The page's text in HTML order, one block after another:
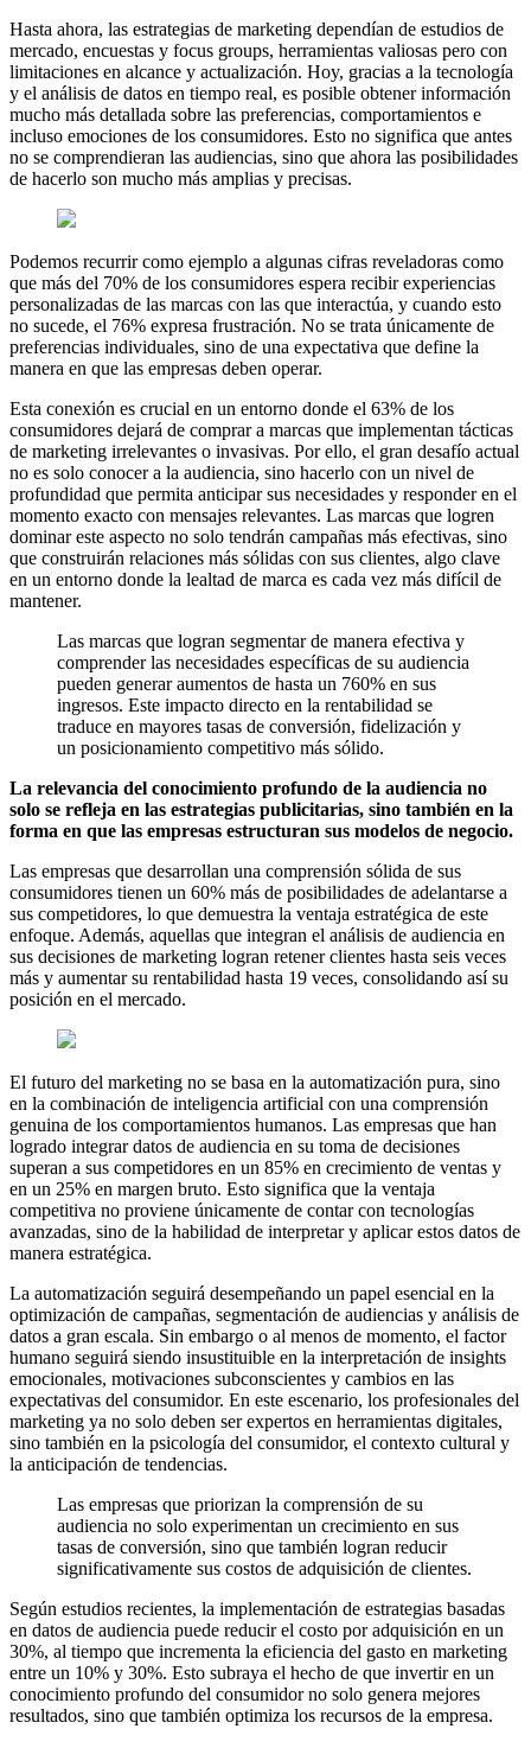
Hasta ahora, las estrategias de marketing dependían de estudios de
mercado, encuestas y focus groups, herramientas valiosas pero con
limitaciones en alcance y actualización. Hoy, gracias a la tecnología
y el análisis de datos en tiempo real, es posible obtener información
mucho más detallada sobre las preferencias, comportamientos e
incluso emociones de los consumidores. Esto no significa que antes
no se comprendieran las audiencias, sino que ahora las posibilidades
de hacerlo son mucho más amplias y precisas.
Podemos recurrir como ejemplo a algunas cifras reveladoras como
que más del 70% de los consumidores espera recibir experiencias
personalizadas de las marcas con las que interactúa, y cuando esto
no sucede, el 76% expresa frustración. No se trata únicamente de
preferencias individuales, sino de una expectativa que define la
manera en que las empresas deben operar.
Esta conexión es crucial en un entorno donde el 63% de los
consumidores dejará de comprar a marcas que implementan tácticas
de marketing irrelevantes o invasivas. Por ello, el gran desafío actual
no es solo conocer a la audiencia, sino hacerlo con un nivel de
profundidad que permita anticipar sus necesidades y responder en el
momento exacto con mensajes relevantes. Las marcas que logren
dominar este aspecto no solo tendrán campañas más efectivas, sino
que construirán relaciones más sólidas con sus clientes, algo clave
en un entorno donde la lealtad de marca es cada vez más difícil de
mantener.
Las marcas que logran segmentar de manera efectiva y
comprender las necesidades específicas de su audiencia
pueden generar aumentos de hasta un 760% en sus
ingresos. Este impacto directo en la rentabilidad se
traduce en mayores tasas de conversión, fidelización y
un posicionamiento competitivo más sólido.
La relevancia del conocimiento profundo de la audiencia no
solo se refleja en las estrategias publicitarias, sino también en la
forma en que las empresas estructuran sus modelos de negocio.
Las empresas que desarrollan una comprensión sólida de sus
consumidores tienen un 60% más de posibilidades de adelantarse a
sus competidores, lo que demuestra la ventaja estratégica de este
enfoque. Además, aquellas que integran el análisis de audiencia en
sus decisiones de marketing logran retener clientes hasta seis veces
más y aumentar su rentabilidad hasta 19 veces, consolidando así su
posición en el mercado.
El futuro del marketing no se basa en la automatización pura, sino
en la combinación de inteligencia artificial con una comprensión
genuina de los comportamientos humanos. Las empresas que han
logrado integrar datos de audiencia en su toma de decisiones
superan a sus competidores en un 85% en crecimiento de ventas y
en un 25% en margen bruto. Esto significa que la ventaja
competitiva no proviene únicamente de contar con tecnologías
avanzadas, sino de la habilidad de interpretar y aplicar estos datos de
manera estratégica.
La automatización seguirá desempeñando un papel esencial en la
optimización de campañas, segmentación de audiencias y análisis de
datos a gran escala. Sin embargo o al menos de momento, el factor
humano seguirá siendo insustituible en la interpretación de insights
emocionales, motivaciones subconscientes y cambios en las
expectativas del consumidor. En este escenario, los profesionales del
marketing ya no solo deben ser expertos en herramientas digitales,
sino también en la psicología del consumidor, el contexto cultural y
la anticipación de tendencias.
Las empresas que priorizan la comprensión de su
audiencia no solo experimentan un crecimiento en sus
tasas de conversión, sino que también logran reducir
significativamente sus costos de adquisición de clientes.
Según estudios recientes, la implementación de estrategias basadas
en datos de audiencia puede reducir el costo por adquisición en un
30%, al tiempo que incrementa la eficiencia del gasto en marketing
entre un 10% y 30%. Esto subraya el hecho de que invertir en un
conocimiento profundo del consumidor no solo genera mejores
resultados, sino que también optimiza los recursos de la empresa.